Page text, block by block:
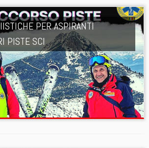
PER ASPIRANTI
PISTE SCI